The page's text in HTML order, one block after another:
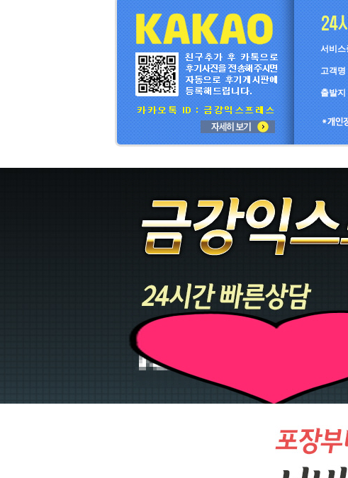
서비스
고객명
출발지